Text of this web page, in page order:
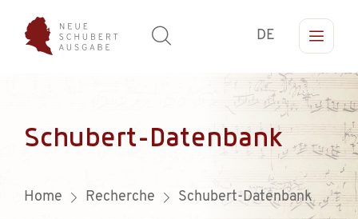
DE
Schubert-Datenbank
Home Recherche Schubert-Datenbank